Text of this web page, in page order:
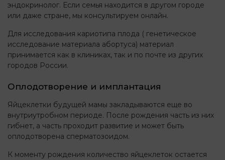
эндокринолог. Если семья находится в другом городе
или даже стране, мы консультируем онлайн.
Для исследования кариотипа плода ( генетическое
исследование материала абортуса) материал
принимается как в клиниках, так и по почте из других
городов России.
Оплодотворение и имплантация
Яйцеклетки будущей мамы закладываются еще во
внутриутробном периоде. После рождения часть из них
гибнет, а часть проходит развитие и может быть
оплодотворена сперматозоидом.
К моменту рождения количество яйцеклеток остается